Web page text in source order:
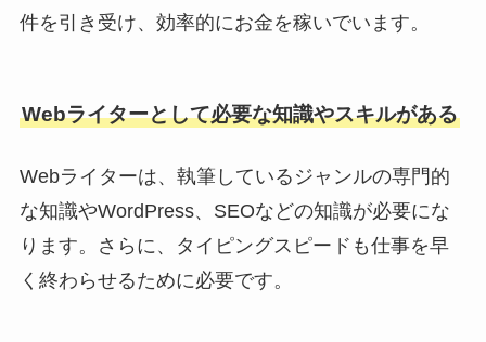
件を引き受け、効率的にお金を稼いでいます。
Webライターとして必要な知識やスキルがある
Webライターは、執筆しているジャンルの専門的
な知識やWordPress、SEOなどの知識が必要にな
ります。さらに、タイピングスピードも仕事を早
く終わらせるために必要です。